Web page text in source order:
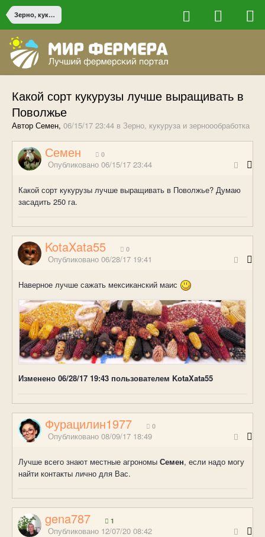
Зерно, кукуруза и зерноообработка
Какой сорт кукурузы лучше выращивать в
Поволжье
Автор Семен, 06/15/17 23:44 в Зерно, кукуруза и зерноообработка
Семен 0
Опубликовано 06/15/17 23:44
Какой сорт кукурузы лучше выращивать в Поволжье? Думаю
засадить 250 га.
KotaXata55 0
Опубликовано 06/28/17 19:41
Наверное лучше сажать мексиканский маис
Изменено 06/28/17 19:43 пользователем KotaXata55
Фурацилин1977 0
Опубликовано 08/09/17 18:49
Лучше всего знают местные агрономы Семен, если надо могу
найти контакты лично для Вас.
gena787 1
Опубликовано 12/07/20 08:42